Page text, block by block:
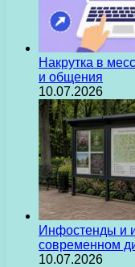
Накрутка в
и общения
10.07.2026
Инфостенды и
современном
10.07.2026